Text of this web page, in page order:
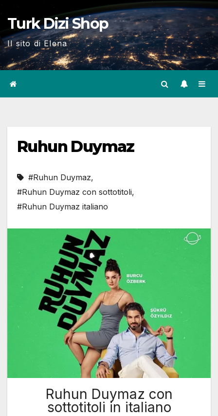
Skip
content
Turk Dizi Shop
Il sito di Elena
Ruhun Duymaz
#Ruhun Duymaz,
#Ruhun Duymaz con sottotitoli,
#Ruhun Duymaz italiano
Ruhun Duymaz con
sottotitoli in italiano